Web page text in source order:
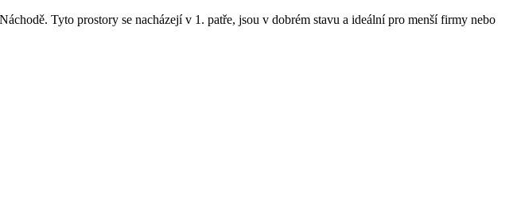
Tyto prostory se nacházejí v 1. patře, jsou v dobrém stavu a ideální pro menší firmy nebo